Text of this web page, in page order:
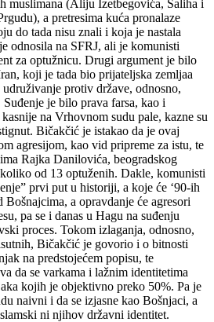
muslimana (Aliju Izetbegovića, Saliha i
a pretresima kuća pronalaze
do tada nisu znali i koja je nastala
odnosila na SFRJ, ali je komunisti
za optužnicu. Drugi argument je bilo
koji je tada bio prijateljska zemljaa
protiv države, odnosno,
je bilo prava farsa, kao i
na Vrhovnom sudu pale, kazne su
Bičakčić je istakao da je ovaj
agresijom, kao vid pripreme za istu, te
Rajka Danilovića, beogradskog
od 13 optuženih. Dakle, komunisti
prvi put u historiji, a koje će ‘90-ih
Bošnajcima, a opravdanje će agresori
pa se i danas u Hagu na suđenju
proces. Tokom izlaganja, odnosno,
Bičakčić je govorio i o bitnosti
na predstojećem popisu, te
da se varkama i lažnim identitetima
kojih je objektivno preko 50%. Pa je
naivni i da se izjasne kao Bošnjaci, a
ni njihov državni identitet.